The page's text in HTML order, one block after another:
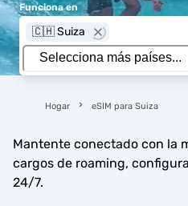
Funciona en
🇨🇭 Suiza
Hogar eSIM para Suiza
Mantente conectado con la
cargos de roaming,
24/7.